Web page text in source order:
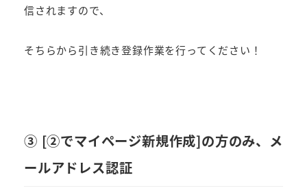
信されますので、
そちらから引き続き登録作業を行ってください！
③ [②でマイページ新規作成]の方のみ、メ
ールアドレス認証